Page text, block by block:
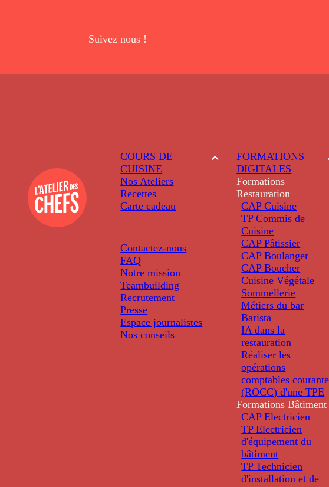
Suivez nous !
COURS DE
CUISINE
Nos Ateliers
Recettes
Carte cadeau
Contactez-nous
FAQ
Notre mission
Teambuilding
Recrutement
Presse
Espace journalistes
Nos conseils
FORMATIONS
DIGITALES
Formations
Restauration
CAP Cuisine
TP Commis de
Cuisine
CAP Pâtissier
CAP Boulanger
CAP Boucher
Cuisine Végétale
Sommellerie
Métiers du bar
Barista
IA dans la
restauration
Réaliser les
opérations
comptables
(ROCC) d'une TPE
Formations Bâtiment
CAP Electricien
TP Electricien
d'équipement du
bâtiment
TP Technicien
d'installation et de